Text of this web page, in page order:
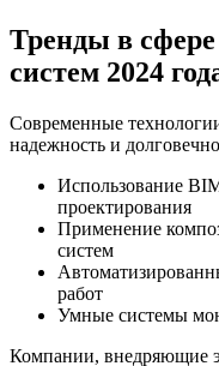
Тренды в
систем 2024
Современные
надежность и
Использование
проектирования
Применение
систем
работ
Умные системы
Компании, внедряющие